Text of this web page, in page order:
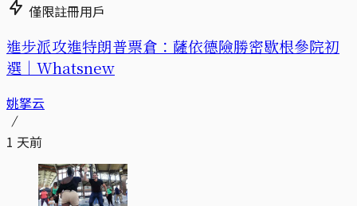
僅限註冊用戶
進步派攻進特朗普票倉：薩依德險勝密歇根參院初
選｜Whatsnew
姚拏云
1 天前